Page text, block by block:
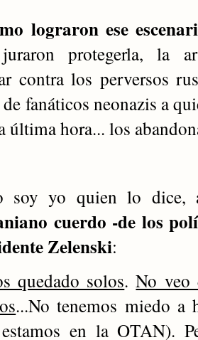
lograron ese
protegerla, la
contra los perversos
fanáticos neonazis a
última hora... los
soy yo quien lo dice,
cuerdo -de los
Zelenski:
quedado solos.No veo
...No tenemos miedo a
en la OTAN).